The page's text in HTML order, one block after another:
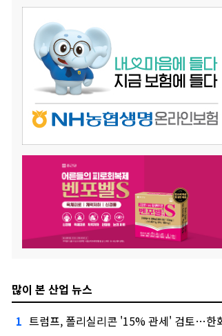
많이 본 산업 뉴스
1 트럼프, 폴리실리콘 '15% 관세' 검토…한화큐셀·OCI 영향